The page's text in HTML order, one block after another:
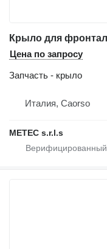
Цена по запросу
Запчасть - крыло
Италия, Caorso
METEC s.r.l.s